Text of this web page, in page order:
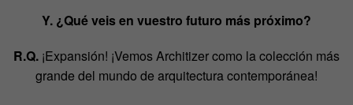
Y. ¿Qué veis en vuestro futuro más próximo?
R.Q. ¡Expansión! ¡Vemos Architizer como la colección más
grande del mundo de arquitectura contemporánea!